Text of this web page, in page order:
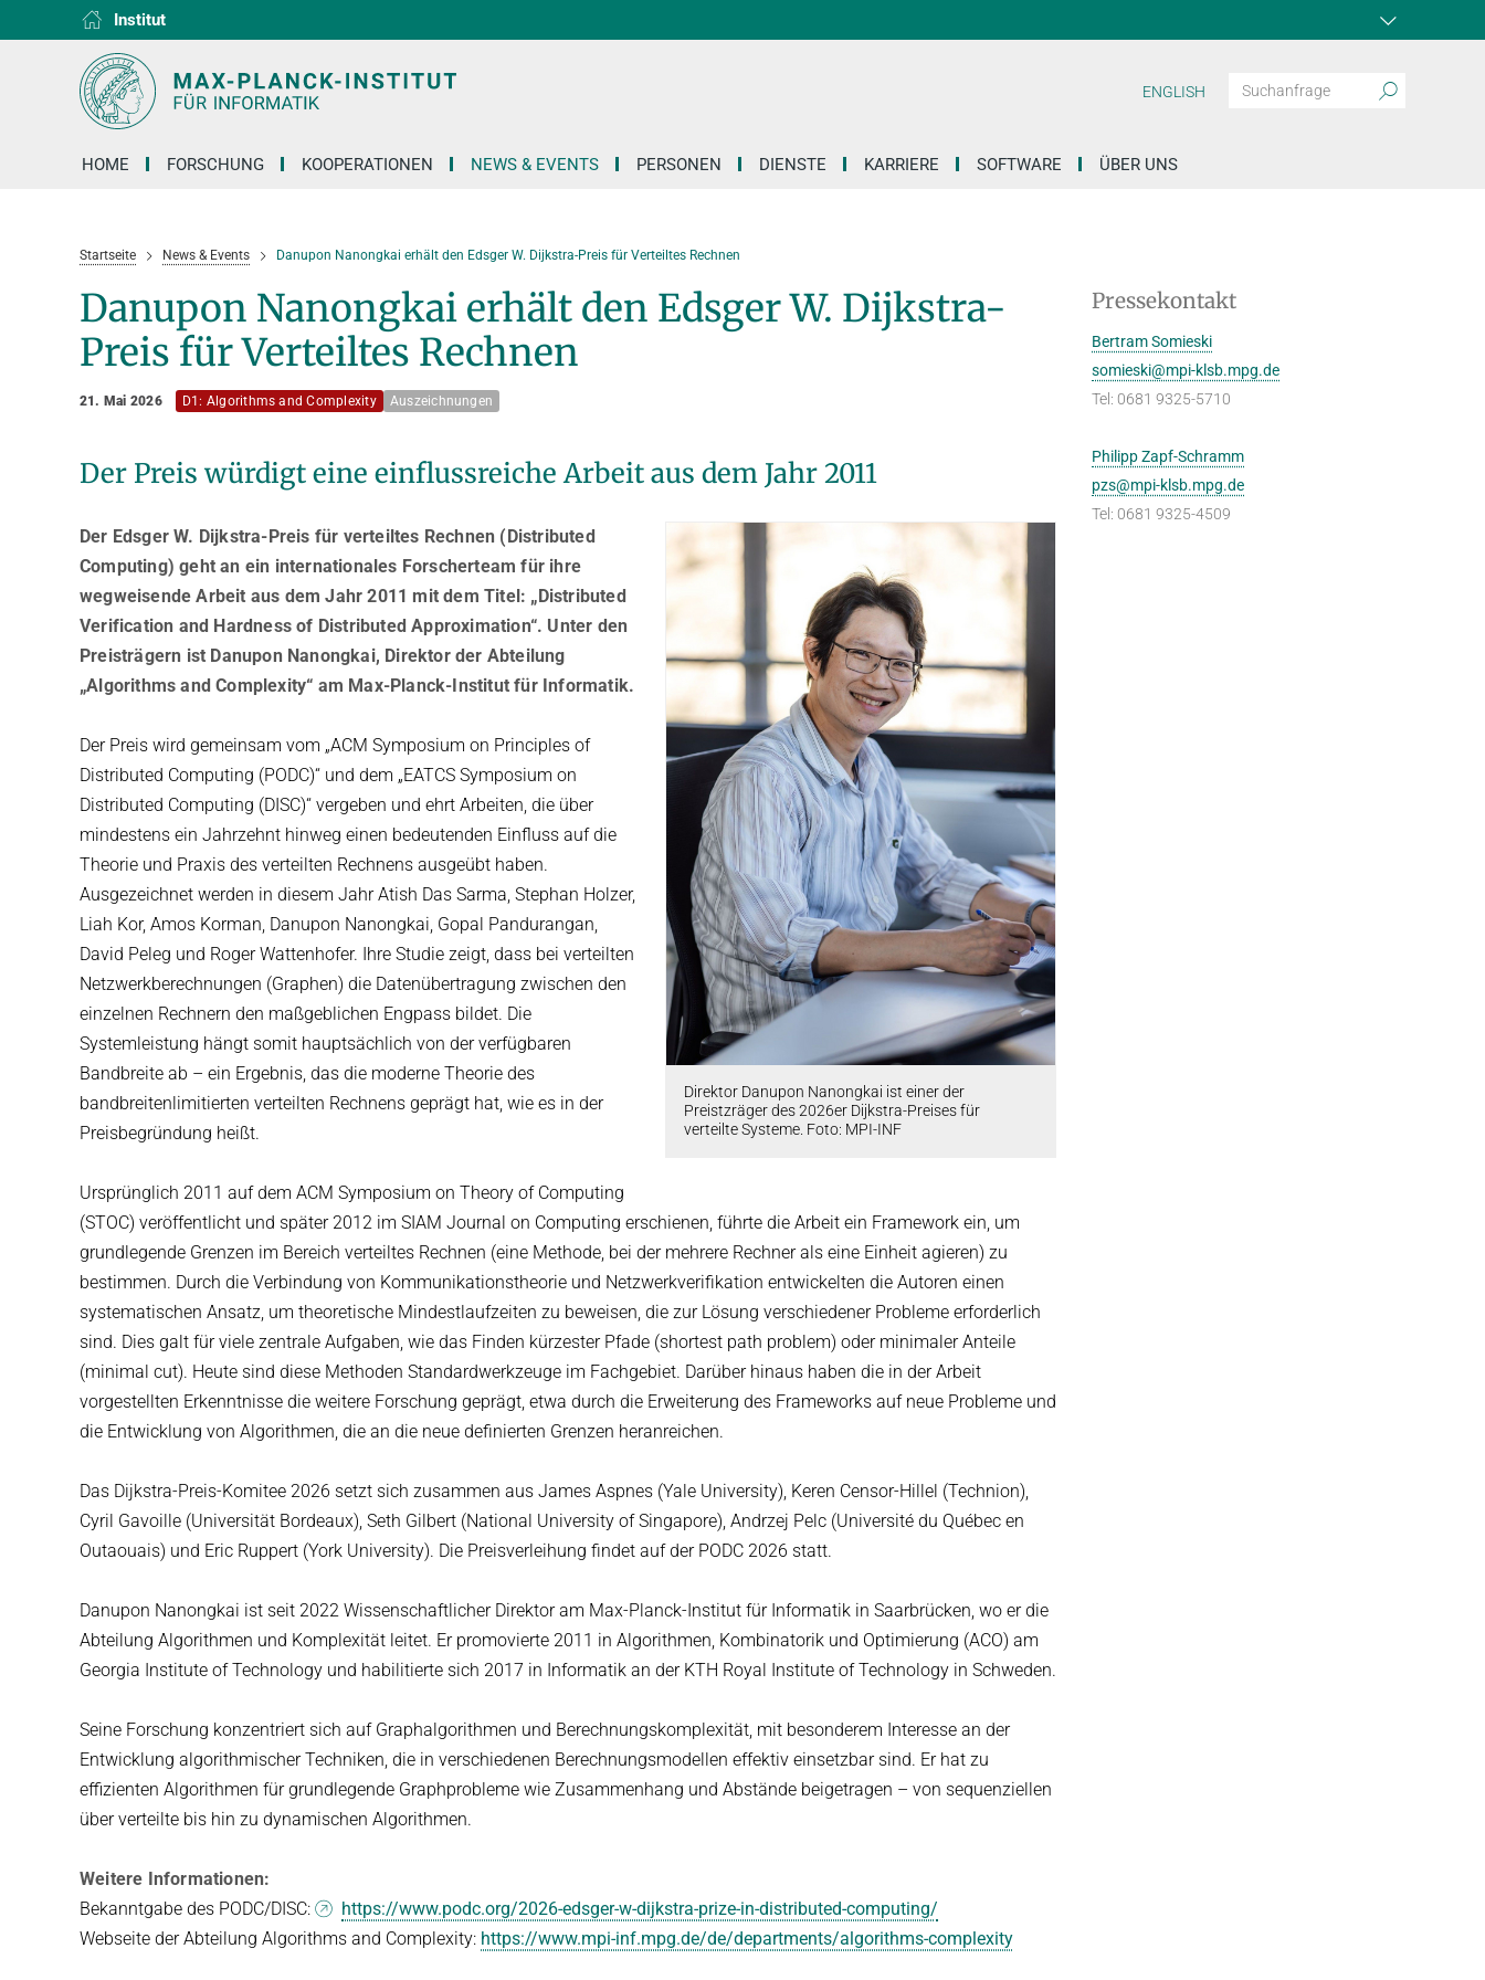
Institut
D1
D2
D3
D4
D5
D6
RG1
RG2
RG3
HOME FORSCHUNG KOOPERATIONEN NEWS & EVENTS PERSONEN DIENSTE KARRIERE SOFTWARE ÜBER UNS
ENGLISH
Startseite News & Events Danupon Nanongkai erhält den Edsger W. Dijkstra-Preis für Verteiltes Rechnen
Danupon Nanongkai erhält den Edsger W. Dijkstra-
Preis für Verteiltes Rechnen
21. Mai 2026 D1: Algorithms and Complexity Auszeichnungen
Der Preis würdigt eine einflussreiche Arbeit aus dem Jahr 2011
Direktor Danupon Nanongkai ist einer der
Preistzräger des 2026er Dijkstra-Preises für
verteilte Systeme. Foto: MPI-INF
Der Edsger W. Dijkstra-Preis für verteiltes Rechnen (Distributed
Computing) geht an ein internationales Forscherteam für ihre
wegweisende Arbeit aus dem Jahr 2011 mit dem Titel: „Distributed
Verification and Hardness of Distributed Approximation“. Unter den
Preisträgern ist Danupon Nanongkai, Direktor der Abteilung
„Algorithms and Complexity“ am Max-Planck-Institut für Informatik.
Der Preis wird gemeinsam vom „ACM Symposium on Principles of
Distributed Computing (PODC)“ und dem „EATCS Symposium on
Distributed Computing (DISC)“ vergeben und ehrt Arbeiten, die über
mindestens ein Jahrzehnt hinweg einen bedeutenden Einfluss auf die
Theorie und Praxis des verteilten Rechnens ausgeübt haben.
Ausgezeichnet werden in diesem Jahr Atish Das Sarma, Stephan Holzer,
Liah Kor, Amos Korman, Danupon Nanongkai, Gopal Pandurangan,
David Peleg und Roger Wattenhofer. Ihre Studie zeigt, dass bei verteilten
Netzwerkberechnungen (Graphen) die Datenübertragung zwischen den
einzelnen Rechnern den maßgeblichen Engpass bildet. Die
Systemleistung hängt somit hauptsächlich von der verfügbaren
Bandbreite ab – ein Ergebnis, das die moderne Theorie des
bandbreitenlimitierten verteilten Rechnens geprägt hat, wie es in der
Preisbegründung heißt.
Ursprünglich 2011 auf dem ACM Symposium on Theory of Computing
(STOC) veröffentlicht und später 2012 im SIAM Journal on Computing erschienen, führte die Arbeit ein Framework ein, um
grundlegende Grenzen im Bereich verteiltes Rechnen (eine Methode, bei der mehrere Rechner als eine Einheit agieren) zu
bestimmen. Durch die Verbindung von Kommunikationstheorie und Netzwerkverifikation entwickelten die Autoren einen
systematischen Ansatz, um theoretische Mindestlaufzeiten zu beweisen, die zur Lösung verschiedener Probleme erforderlich
sind. Dies galt für viele zentrale Aufgaben, wie das Finden kürzester Pfade (shortest path problem) oder minimaler Anteile
(minimal cut). Heute sind diese Methoden Standardwerkzeuge im Fachgebiet. Darüber hinaus haben die in der Arbeit
vorgestellten Erkenntnisse die weitere Forschung geprägt, etwa durch die Erweiterung des Frameworks auf neue Probleme und
die Entwicklung von Algorithmen, die an die neue definierten Grenzen heranreichen.
Das Dijkstra-Preis-Komitee 2026 setzt sich zusammen aus James Aspnes (Yale University), Keren Censor-Hillel (Technion),
Cyril Gavoille (Universität Bordeaux), Seth Gilbert (National University of Singapore), Andrzej Pelc (Université du Québec en
Outaouais) und Eric Ruppert (York University). Die Preisverleihung findet auf der PODC 2026 statt.
Danupon Nanongkai ist seit 2022 Wissenschaftlicher Direktor am Max-Planck-Institut für Informatik in Saarbrücken, wo er die
Abteilung Algorithmen und Komplexität leitet. Er promovierte 2011 in Algorithmen, Kombinatorik und Optimierung (ACO) am
Georgia Institute of Technology und habilitierte sich 2017 in Informatik an der KTH Royal Institute of Technology in Schweden.
Seine Forschung konzentriert sich auf Graphalgorithmen und Berechnungskomplexität, mit besonderem Interesse an der
Entwicklung algorithmischer Techniken, die in verschiedenen Berechnungsmodellen effektiv einsetzbar sind. Er hat zu
effizienten Algorithmen für grundlegende Graphprobleme wie Zusammenhang und Abstände beigetragen – von sequenziellen
über verteilte bis hin zu dynamischen Algorithmen.
Weitere Informationen:
Bekanntgabe des PODC/DISC:
https://www.podc.org/2026-edsger-w-dijkstra-prize-in-distributed-computing/
Webseite der Abteilung Algorithms and Complexity: https://www.mpi-inf.mpg.de/de/departments/algorithms-complexity
Pressekontakt
Bertram Somieski
somieski@mpi-klsb.mpg.de
Tel: 0681 9325-5710
Philipp Zapf-Schramm
pzs@mpi-klsb.mpg.de
Tel: 0681 9325-4509